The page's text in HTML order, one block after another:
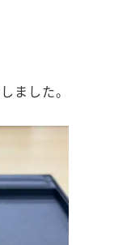
ました。